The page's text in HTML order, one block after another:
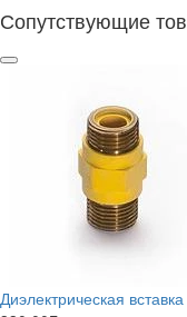
Сопутствующие
Диэлектрическая